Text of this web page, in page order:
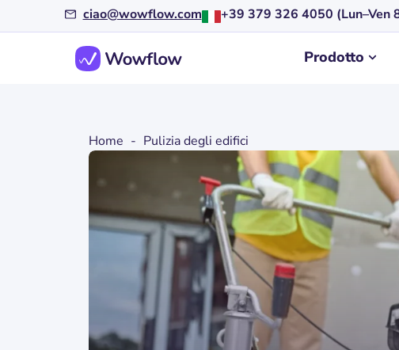
ciao@wowflow.com +39 379 326 4050 (Lun–Ven
Prodotto
Home - Pulizia degli edifici